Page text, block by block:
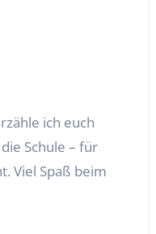
Schule – für
Viel Spaß beim